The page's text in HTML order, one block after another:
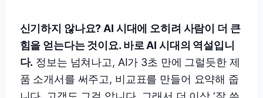
신기하지 않나요? AI 시대에 오히려 사람이 더 큰
힘을 얻는다는 것이요. 바로 AI 시대의 역설입니
다. 정보는 넘쳐나고, AI가 3초 만에 그럴듯한 제
품 소개서를 써주고, 비교표를 만들어 요약해 줍